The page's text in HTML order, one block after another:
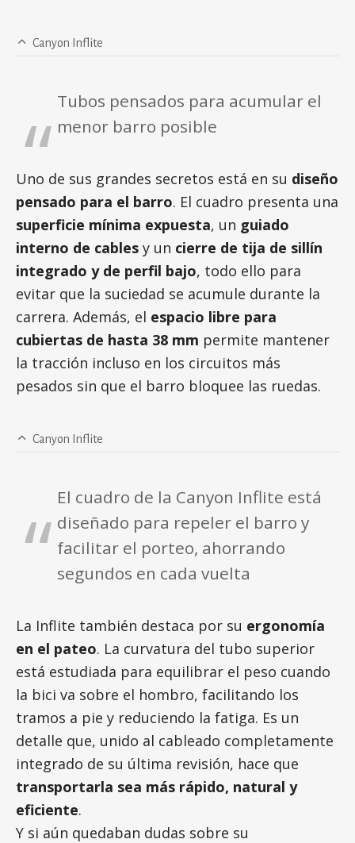
Canyon Inflite
Tubos pensados para acumular el
menor barro posible
Uno de sus grandes secretos está en su diseño
pensado para el barro. El cuadro presenta una
superficie mínima expuesta, un guiado
interno de cables y un cierre de tija de sillín
integrado y de perfil bajo, todo ello para
evitar que la suciedad se acumule durante la
carrera. Además, el espacio libre para
cubiertas de hasta 38 mm permite mantener
la tracción incluso en los circuitos más
pesados sin que el barro bloquee las ruedas.
Canyon Inflite
El cuadro de la Canyon Inflite está
diseñado para repeler el barro y
facilitar el porteo, ahorrando
segundos en cada vuelta
La Inflite también destaca por su ergonomía
en el pateo. La curvatura del tubo superior
está estudiada para equilibrar el peso cuando
la bici va sobre el hombro, facilitando los
tramos a pie y reduciendo la fatiga. Es un
detalle que, unido al cableado completamente
integrado de su última revisión, hace que
transportarla sea más rápido, natural y
eficiente.
Y si aún quedaban dudas sobre su